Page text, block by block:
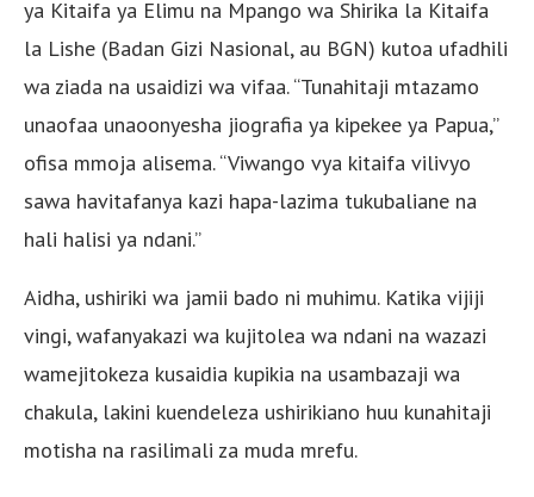
ya Kitaifa ya Elimu na Mpango wa Shirika la Kitaifa
la Lishe (Badan Gizi Nasional, au BGN) kutoa ufadhili
wa ziada na usaidizi wa vifaa. “Tunahitaji mtazamo
unaofaa unaoonyesha jiografia ya kipekee ya Papua,”
ofisa mmoja alisema. “Viwango vya kitaifa vilivyo
sawa havitafanya kazi hapa-lazima tukubaliane na
hali halisi ya ndani.”
Aidha, ushiriki wa jamii bado ni muhimu. Katika vijiji
vingi, wafanyakazi wa kujitolea wa ndani na wazazi
wamejitokeza kusaidia kupikia na usambazaji wa
chakula, lakini kuendeleza ushirikiano huu kunahitaji
motisha na rasilimali za muda mrefu.